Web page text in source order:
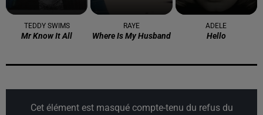
TEDDY SWIMS
Mr Know It All
RAYE
Where Is My Husband
ADELE
Hello
Cet élément est masqué compte-tenu du refus du